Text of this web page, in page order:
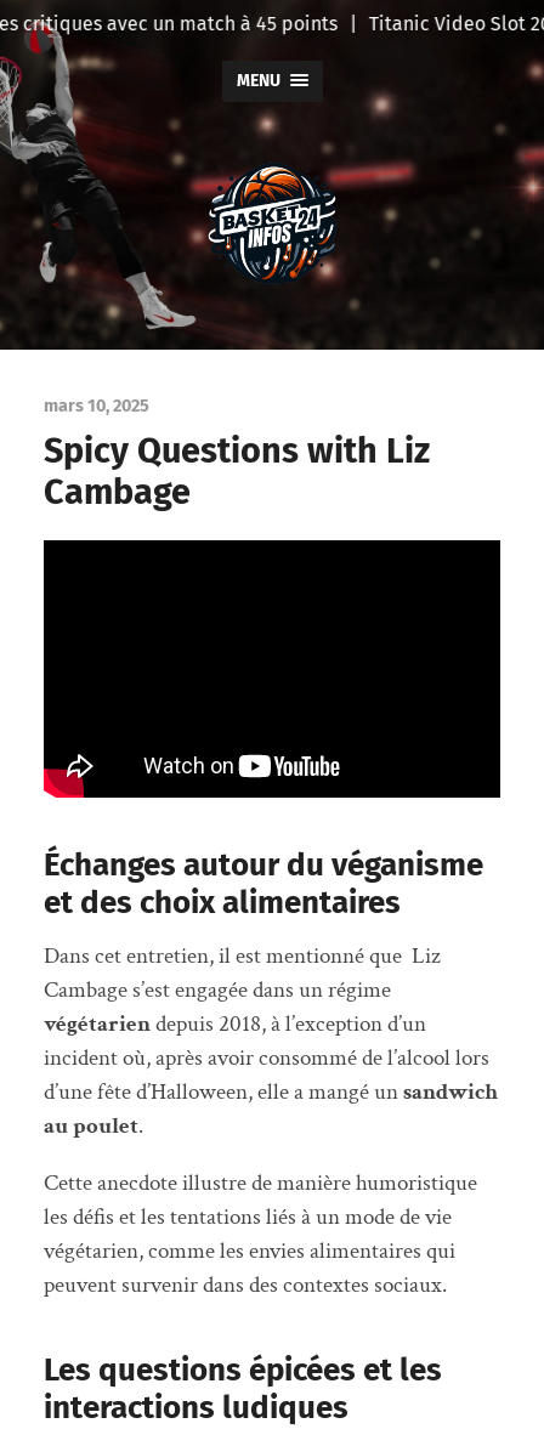
critiques avec un match à 45 points | Titanic Video Slot
MENU
BasketInfo
mars 10, 2025
Spicy Questions with Liz
Cambage
Échanges autour du véganisme
et des choix alimentaires
Dans cet entretien, il est mentionné que Liz
Cambage s’est engagée dans un régime
végétariendepuis 2018, à l’exception d’un
incident où, après avoir consommé de l’alcool lors
d’une fête d’Halloween, elle a mangé unsandwich
au poulet.
Cette anecdote illustre de manière humoristique
les défis et les tentations liés à un mode de vie
végétarien, comme les envies alimentaires qui
peuvent survenir dans des contextes sociaux.
Les questions épicées et les
interactions ludiques